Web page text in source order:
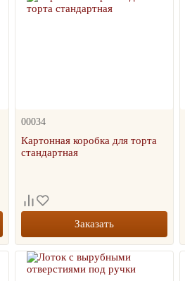
00034
Картонная коробка для торта
стандартная
Заказать